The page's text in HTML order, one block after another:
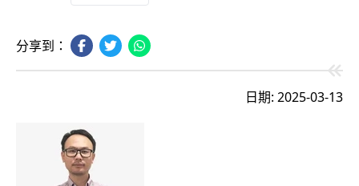
分享到：
日期: 2025-03-13